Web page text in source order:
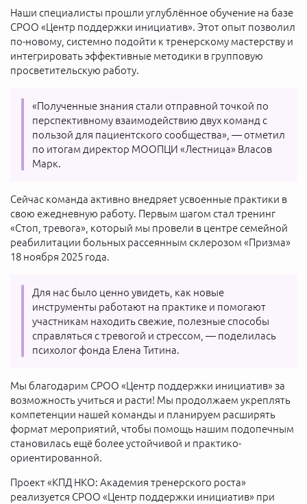
Наши специалисты прошли углублённое обучение на базе
СРОО «Центр поддержки инициатив». Этот опыт позволил
по-новому, системно подойти к тренерскому мастерству и
интегрировать эффективные методики в групповую
просветительскую работу.
«Полученные знания стали отправной точкой по
перспективному взаимодействию двух команд с
пользой для пациентского сообщества», — отметил
по итогам директор МООПЦИ «Лестница» Власов
Марк.
Сейчас команда активно внедряет усвоенные практики в
свою ежедневную работу. Первым шагом стал тренинг
«Стоп, тревога», который мы провели в центре семейной
реабилитации больных рассеянным склерозом «Призма»
18 ноября 2025 года.
Для нас было ценно увидеть, как новые
инструменты работают на практике и помогают
участникам находить свежие, полезные способы
справляться с тревогой и стрессом, — поделилась
психолог фонда Елена Титина.
Мы благодарим СРОО «Центр поддержки инициатив» за
возможность учиться и расти! Мы продолжаем укреплять
компетенции нашей команды и планируем расширять
формат мероприятий, чтобы помощь нашим подопечным
становилась ещё более устойчивой и практико-
ориентированной.
Проект «КПД НКО: Академия тренерского роста»
реализуется СРОО «Центр поддержки инициатив» при